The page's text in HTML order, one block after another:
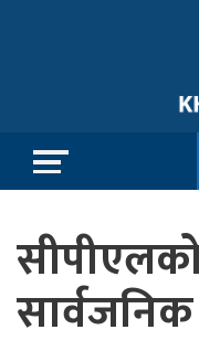
सार्वजनिक